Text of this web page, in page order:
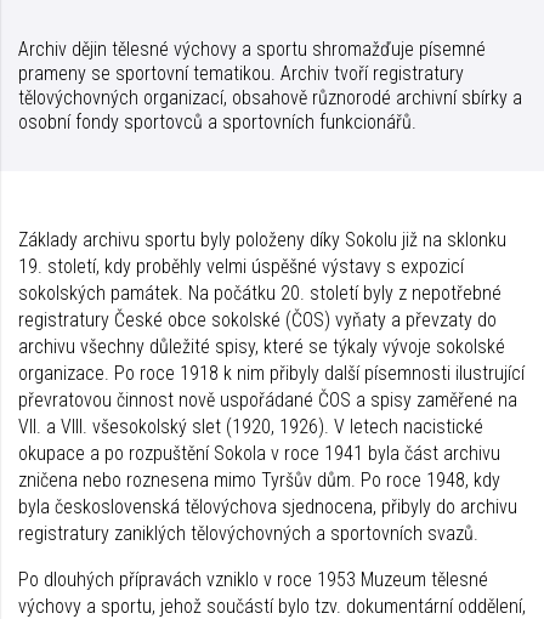
Archiv dějin tělesné výchovy a sportu shromažďuje písemné
prameny se sportovní tematikou. Archiv tvoří registratury
tělovýchovných organizací, obsahově různorodé archivní sbírky a
osobní fondy sportovců a sportovních funkcionářů.
Základy archivu sportu byly položeny díky Sokolu již na sklonku
19. století, kdy proběhly velmi úspěšné výstavy s expozicí
sokolských památek. Na počátku 20. století byly z nepotřebné
registratury České obce sokolské (ČOS) vyňaty a převzaty do
archivu všechny důležité spisy, které se týkaly vývoje sokolské
organizace. Po roce 1918 k nim přibyly další písemnosti ilustrující
převratovou činnost nově uspořádané ČOS a spisy zaměřené na
VII. a VIII. všesokolský slet (1920, 1926). V letech nacistické
okupace a po rozpuštění Sokola v roce 1941 byla část archivu
zničena nebo roznesena mimo Tyršův dům. Po roce 1948, kdy
byla československá tělovýchova sjednocena, přibyly do archivu
registratury zaniklých tělovýchovných a sportovních svazů.
Po dlouhých přípravách vzniklo v roce 1953 Muzeum tělesné
výchovy a sportu, jehož součástí bylo tzv. dokumentární oddělení,